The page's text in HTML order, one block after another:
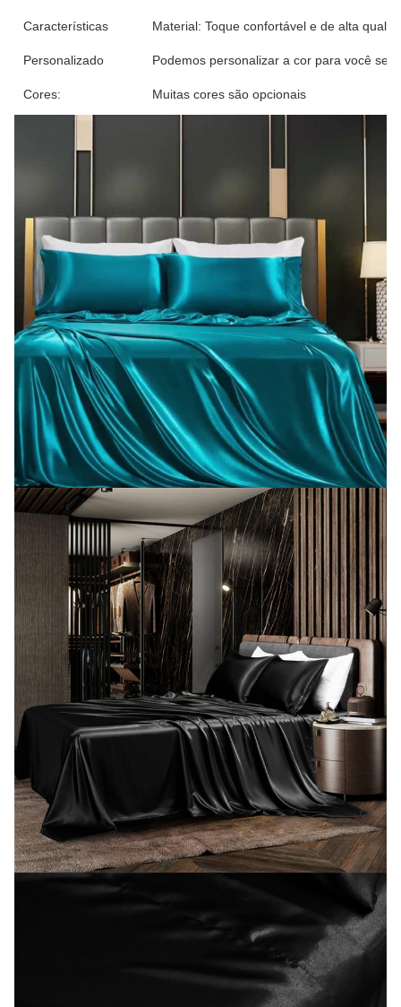
Características Material: Toque confortável e de alta
Personalizado Podemos personalizar a cor para você se
Cores: Muitas cores são opcionais